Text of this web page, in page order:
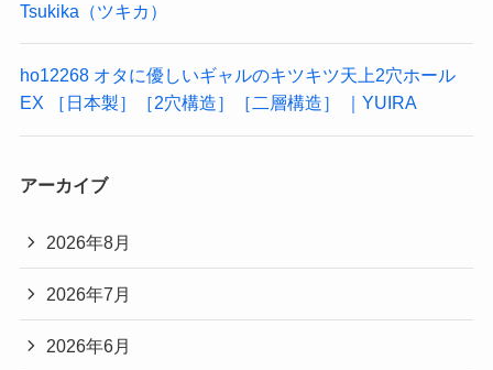
Tsukika（ツキカ）
ho12268 オタに優しいギャルのキツキツ天上2穴ホール
EX ［日本製］［2穴構造］［二層構造］ ｜YUIRA
アーカイブ
2026年8月
2026年7月
2026年6月